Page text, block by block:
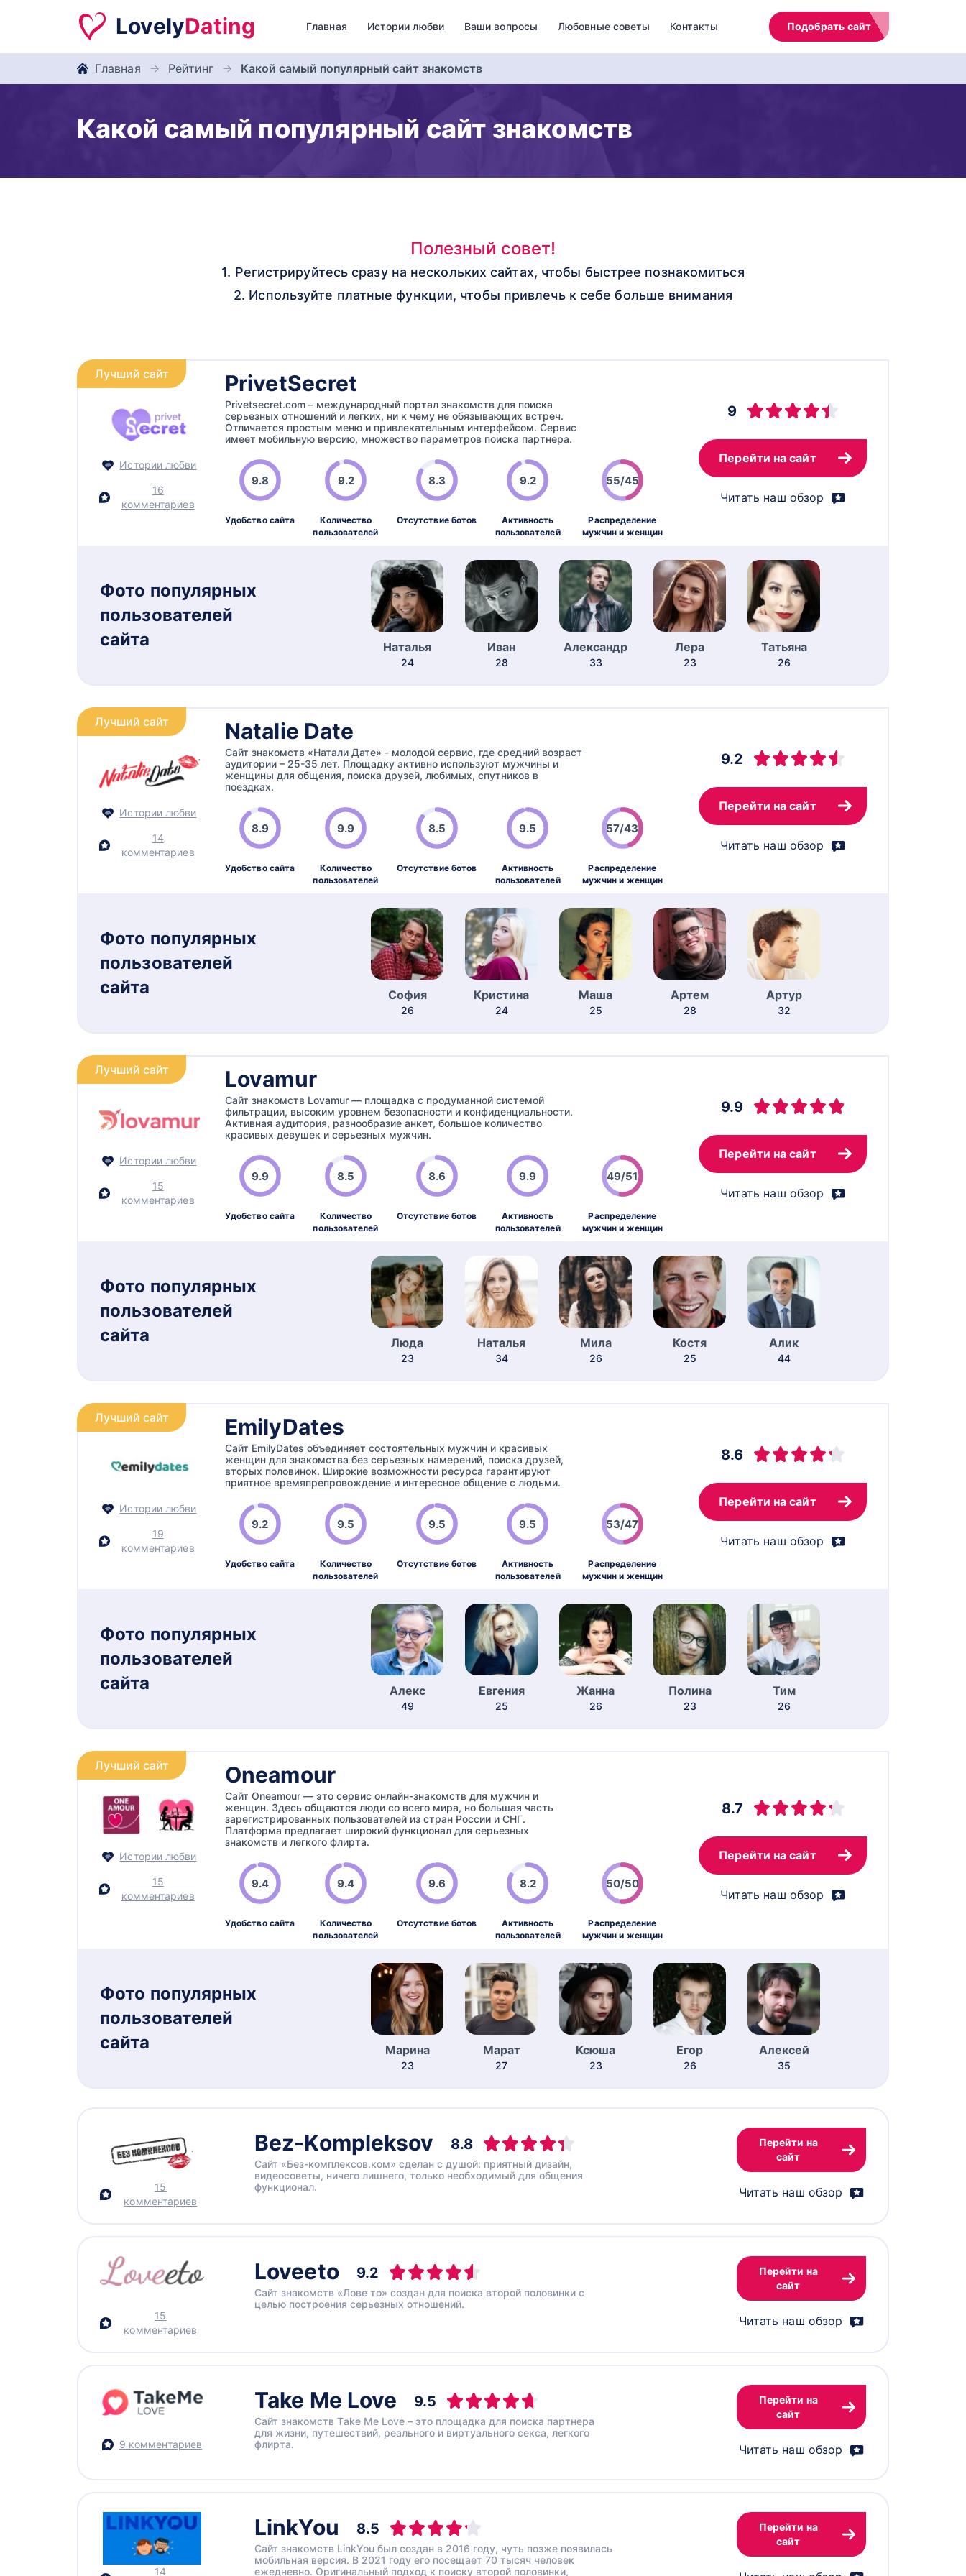
LovelyDating Главная Истории любви Ваши вопросы Любовные советы Контакты Подобрать сайт
Главная Рейтинг Какой самый популярный сайт знакомств
Какой самый популярный сайт знакомств
Полезный совет!
1. Регистрируйтесь сразу на нескольких сайтах, чтобы быстрее познакомиться
2. Используйте платные функции, чтобы привлечь к себе больше внимания
Лучший сайт
Истории любви
16
комментариев
PrivetSecret
Privetsecret.com – международный портал знакомств для поиска
серьезных отношений и легких, ни к чему не обязывающих встреч.
Отличается простым меню и привлекательным интерфейсом. Сервис
имеет мобильную версию, множество параметров поиска партнера.
9.8
Удобство сайта
9.2
Количество
пользователей
8.3
Отсутствие ботов
9.2
Активность
пользователей
55/45
Распределение
мужчин и женщин
9
Перейти на сайт
Читать наш обзор
Фото популярных
пользователей
сайта
Наталья
24
Иван
28
Александр
33
Лера
23
Татьяна
26
Лучший сайт
Истории любви
14
комментариев
Natalie Date
Сайт знакомств «Натали Дате» - молодой сервис, где средний возраст
аудитории – 25-35 лет. Площадку активно используют мужчины и
женщины для общения, поиска друзей, любимых, спутников в
поездках.
8.9
Удобство сайта
9.9
Количество
пользователей
8.5
Отсутствие ботов
9.5
Активность
пользователей
57/43
Распределение
мужчин и женщин
9.2
Перейти на сайт
Читать наш обзор
Фото популярных
пользователей
сайта
София
26
Кристина
24
Маша
25
Артем
28
Артур
32
Лучший сайт
Истории любви
15
комментариев
Lovamur
Сайт знакомств Lovamur — площадка с продуманной системой
фильтрации, высоким уровнем безопасности и конфиденциальности.
Активная аудитория, разнообразие анкет, большое количество
красивых девушек и серьезных мужчин.
9.9
Удобство сайта
8.5
Количество
пользователей
8.6
Отсутствие ботов
9.9
Активность
пользователей
49/51
Распределение
мужчин и женщин
9.9
Перейти на сайт
Читать наш обзор
Фото популярных
пользователей
сайта
Люда
23
Наталья
34
Мила
26
Костя
25
Алик
44
Лучший сайт
Истории любви
19
комментариев
EmilyDates
Сайт EmilyDates объединяет состоятельных мужчин и красивых
женщин для знакомства без серьезных намерений, поиска друзей,
вторых половинок. Широкие возможности ресурса гарантируют
приятное времяпрепровождение и интересное общение с людьми.
9.2
Удобство сайта
9.5
Количество
пользователей
9.5
Отсутствие ботов
9.5
Активность
пользователей
53/47
Распределение
мужчин и женщин
8.6
Перейти на сайт
Читать наш обзор
Фото популярных
пользователей
сайта
Алекс
49
Евгения
25
Жанна
26
Полина
23
Тим
26
Лучший сайт
Истории любви
15
комментариев
Oneamour
Сайт Oneamour — это сервис онлайн-знакомств для мужчин и
женщин. Здесь общаются люди со всего мира, но большая часть
зарегистрированных пользователей из стран России и СНГ.
Платформа предлагает широкий функционал для серьезных
знакомств и легкого флирта.
9.4
Удобство сайта
9.4
Количество
пользователей
9.6
Отсутствие ботов
8.2
Активность
пользователей
50/50
Распределение
мужчин и женщин
8.7
Перейти на сайт
Читать наш обзор
Фото популярных
пользователей
сайта
Марина
23
Марат
27
Ксюша
23
Егор
26
Алексей
35
15
комментариев
Bez-Kompleksov 8.8
Сайт «Без-комплексов.ком» сделан с душой: приятный дизайн,
видеосоветы, ничего лишнего, только необходимый для общения
функционал.
Перейти на
сайт
Читать наш обзор
15
комментариев
Loveeto 9.2
Сайт знакомств «Лове то» создан для поиска второй половинки с
целью построения серьезных отношений.
Перейти на
сайт
Читать наш обзор
9 комментариев
Take Me Love 9.5
Сайт знакомств Тake Мe Love – это площадка для поиска партнера
для жизни, путешествий, реального и виртуального секса, легкого
флирта.
Перейти на
сайт
Читать наш обзор
14
LinkYou 8.5
Сайт знакомств LinkYou был создан в 2016 году, чуть позже появилась
мобильная версия. В 2021 году его посещает 70 тысяч человек
ежедневно. Оригинальный подход к поиску второй половинки,
Перейти на
сайт